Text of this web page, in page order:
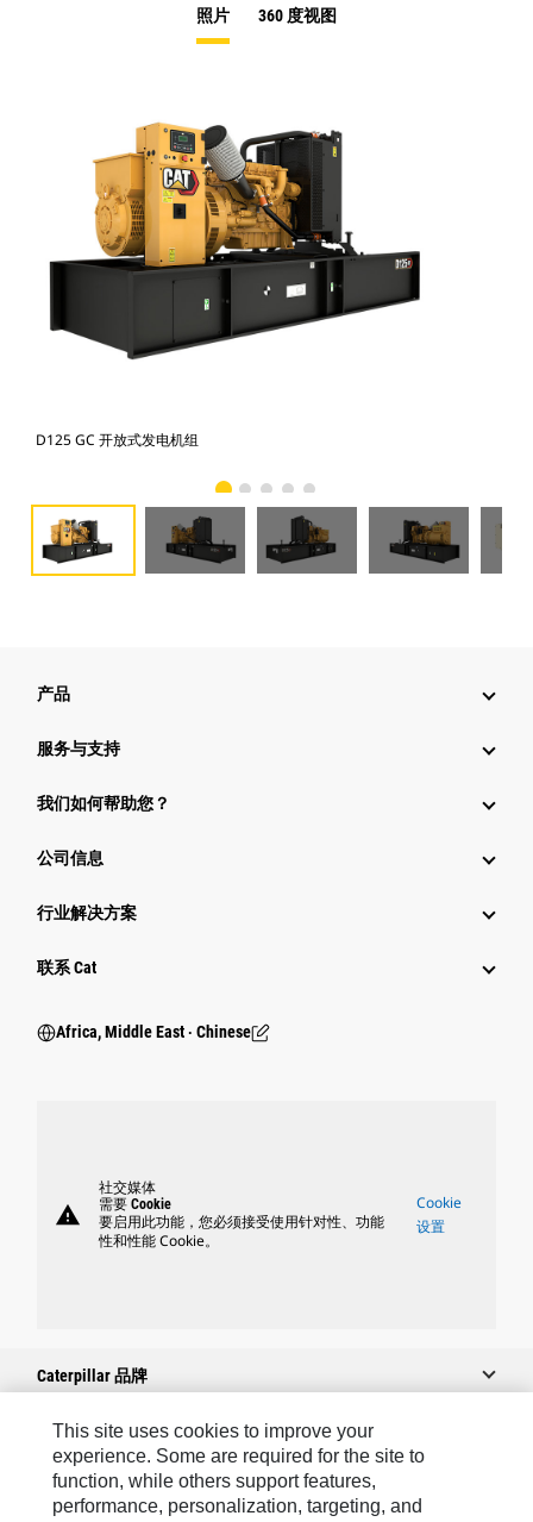
照片 360 度视图
D125 GC 开放式发电机组
产品
服务与支持
我们如何帮助您？
公司信息
行业解决方案
行业
联系 Cat
Africa, Middle East ‧ Chinese
warning
社交媒体
需要 Cookie
要启用此功能，您必须接受使用针对性、功能
性和性能 Cookie。
Cookie
设置
Caterpillar 品牌
Caterpillar.com
联系 Caterpillar
This site uses cookies to improve your
experience. Some are required for the site to
function, while others support features,
performance, personalization, targeting, and